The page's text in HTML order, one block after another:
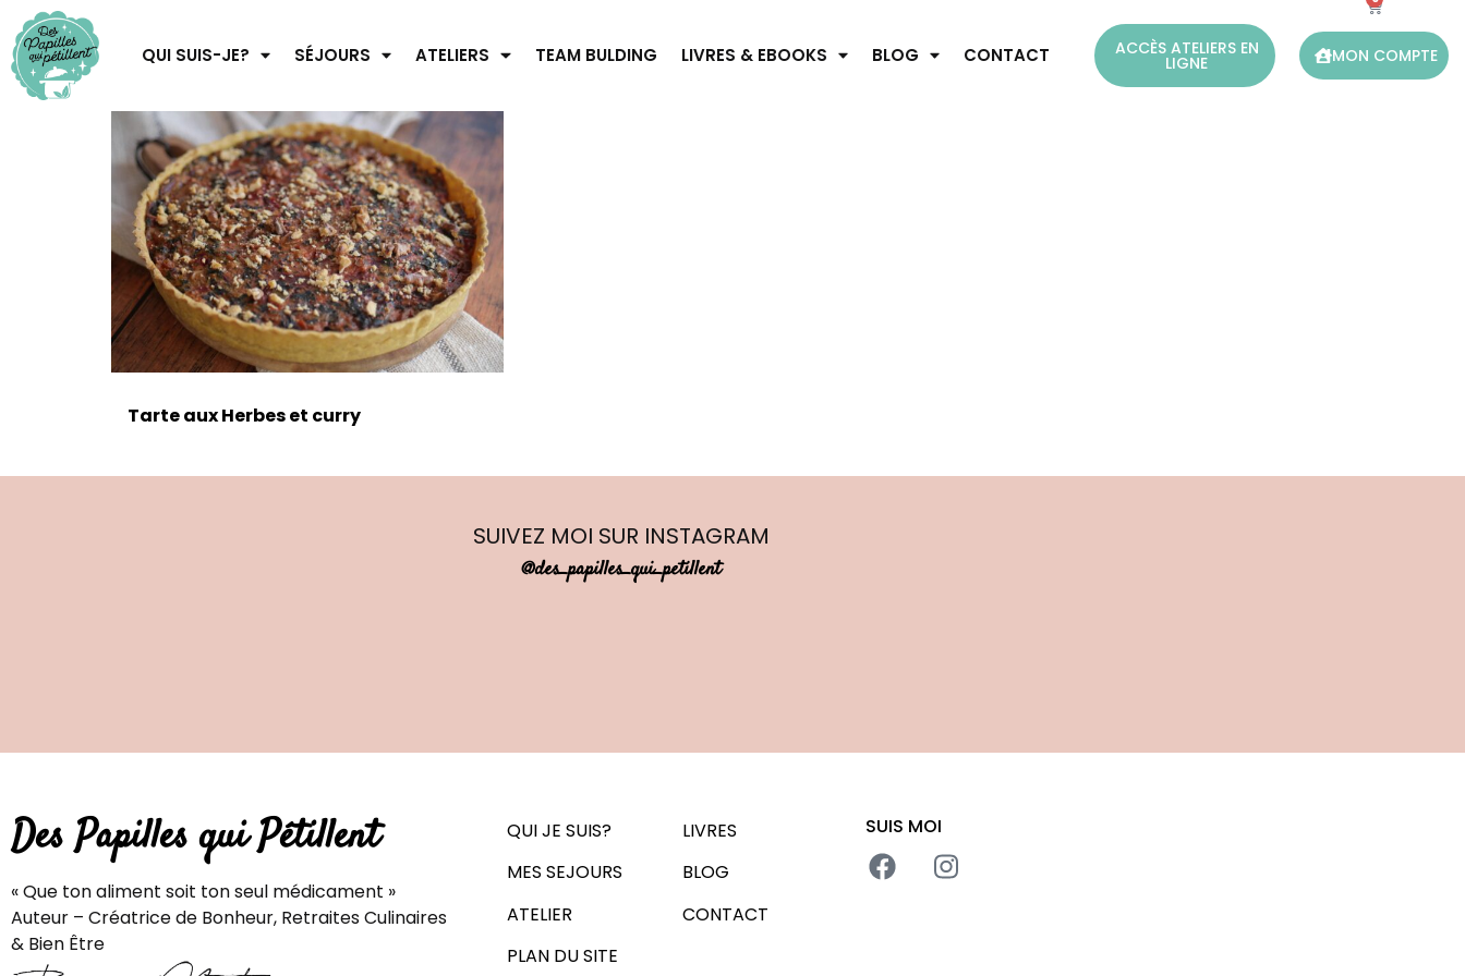
QUI SUIS-JE? SÉJOURS ATELIERS TEAM BULDING LIVRES & EBOOKS BLOG CONTACT ACCÈS ATELIERS EN
LIGNE MON COMPTE
Tarte aux Herbes et curry
SUIVEZ MOI SUR INSTAGRAM
@des_papilles_qui_petillent
Des Papilles qui Pétillent
« Que ton aliment soit ton seul médicament »
Auteur – Créatrice de Bonheur, Retraites Culinaires
& Bien Être
QUI JE SUIS?
MES SEJOURS
ATELIER
PLAN DU SITE
LIVRES
BLOG
CONTACT
SUIS MOI